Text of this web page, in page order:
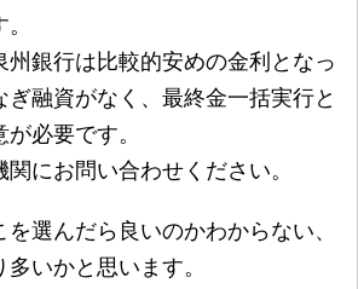
州銀行は比較的安めの金利となっ
ぎ融資がなく、最終金一括実行と
必要です。
にお問い合わせください。
選んだら良いのかわからない、
いかと思います。